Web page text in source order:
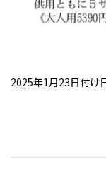
2025年1月23日付け